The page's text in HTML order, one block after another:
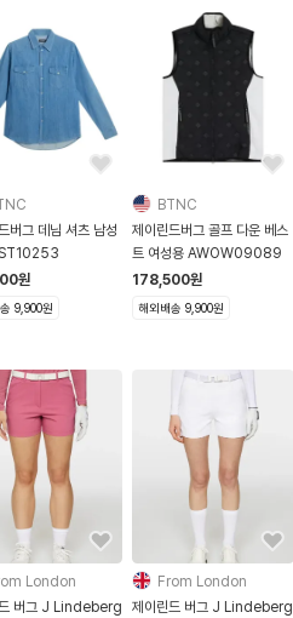
버그 데님 셔츠 남성
원
9,900원
BTNC
제이린드버그 골프 다운 베스
트 여성용 AWOW09089
178,500원
해외배송 9,900원
London
버그 J Lindeberg
From London
제이린드 버그 J Lindeberg